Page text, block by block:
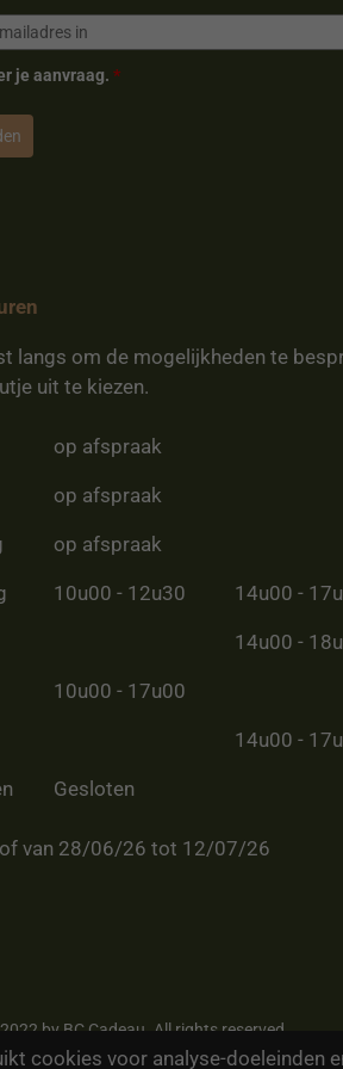
cookies voor analyse-doeleinden
je aanvraag. *
langs om de mogelijkheden te
uit te kiezen.
op afspraak
op afspraak
op afspraak
10u00 - 12u30 14u00 -
14u00 -
10u00 - 17u00
14u00 -
Gesloten
van 28/06/26 tot 12/07/26
by BC Cadeau. All rights reserved